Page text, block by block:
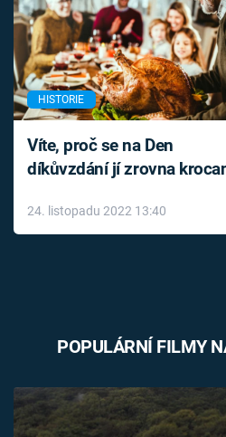
HISTORIE
Víte, proč se na Den
díkůvzdání jí zrovna
24. listopadu 2022 13:40
POPULÁRNÍ FILMY